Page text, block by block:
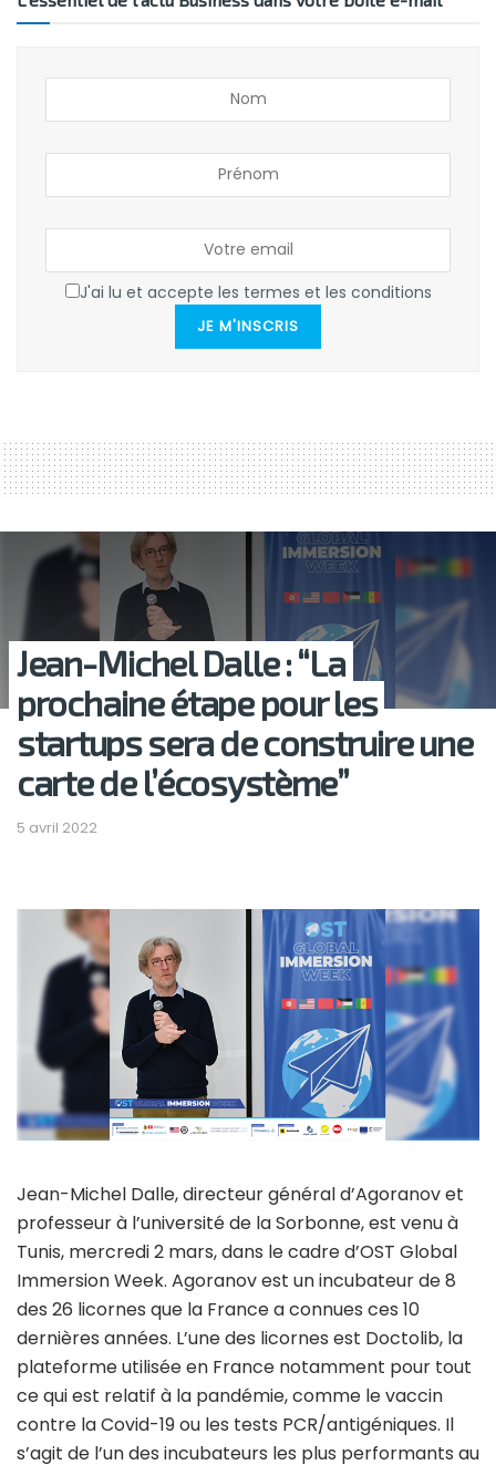
J'ai lu et accepte les termes et les conditions
JE M'INSCRIS
Jean-Michel Dalle : “La
prochaine étape pour les
startups sera de construire une
carte de l’écosystème”
5 avril 2022
Jean-Michel Dalle, directeur général d’Agoranov et
professeur à l’université de la Sorbonne, est venu à
Tunis, mercredi 2 mars, dans le cadre d’OST Global
Immersion Week. Agoranov est un incubateur de 8
des 26 licornes que la France a connues ces 10
dernières années. L’une des licornes est Doctolib, la
plateforme utilisée en France notamment pour tout
ce qui est relatif à la pandémie, comme le vaccin
contre la Covid-19 ou les tests PCR/antigéniques. Il
s’agit de l’un des incubateurs les plus performants au